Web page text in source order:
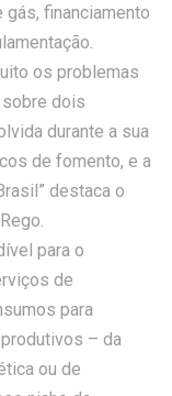
financiamento
os problemas
dois
durante a sua
de fomento, e a
destaca o
para o
de
para
– da
ou de